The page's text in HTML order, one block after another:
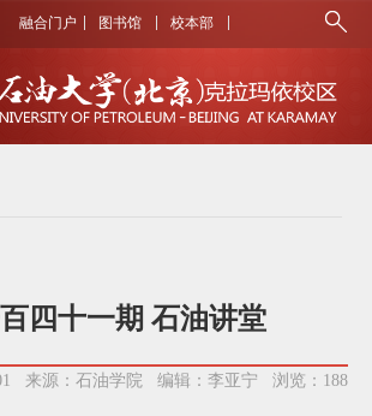
融合门户 图书馆 校本部
四十一期 石油讲堂
来源：石油学院 编辑：李亚宁 浏览： 188